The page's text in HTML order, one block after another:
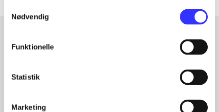
Nødvendig
Funktionelle
Statistik
Marketing